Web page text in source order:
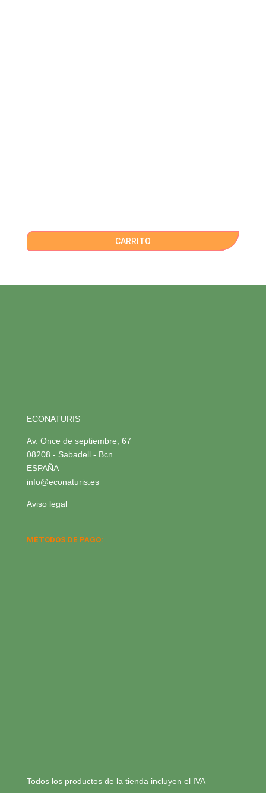
CARRITO
ECONATURIS
Av. Once de septiembre, 67
08208 - Sabadell - Bcn
ESPAÑA
info@econaturis.es
Aviso legal
MÉTODOS DE PAGO:
Todos los productos de la tienda incluyen el IVA